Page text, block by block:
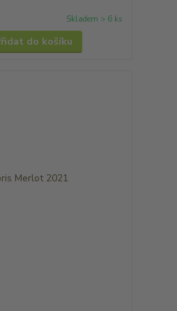
Skladem > 6 ks
do košíku